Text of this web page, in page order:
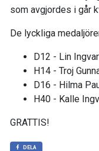
som avgjordes i går
De lyckliga
D12 - Lin
H14 - Troj
D16 - Hilma
H40 - Kalle
GRATTIS!
DELA